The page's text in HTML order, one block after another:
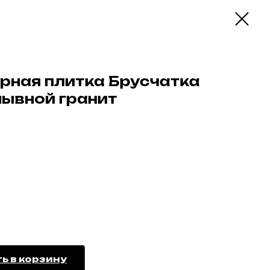
плитка Брусчатка
гранит
в корзину